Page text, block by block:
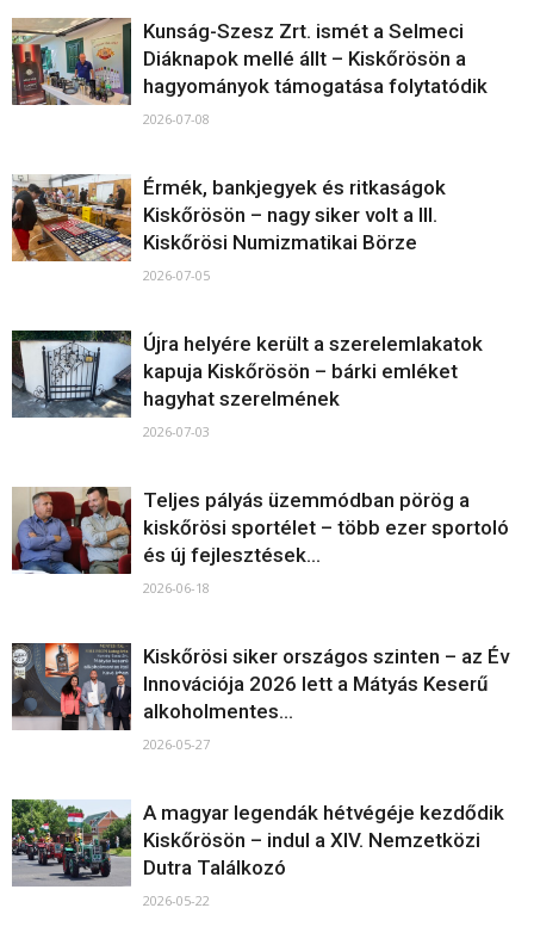
Kunság-Szesz Zrt. ismét a Selmeci
Diáknapok mellé állt – Kiskőrösön a
hagyományok támogatása folytatódik
2026-07-08
Érmék, bankjegyek és ritkaságok
Kiskőrösön – nagy siker volt a III.
Kiskőrösi Numizmatikai Börze
2026-07-05
Újra helyére került a szerelemlakatok
kapuja Kiskőrösön – bárki emléket
hagyhat szerelmének
2026-07-03
Teljes pályás üzemmódban pörög a
kiskőrösi sportélet – több ezer sportoló
és új fejlesztések...
2026-06-18
Kiskőrösi siker országos szinten – az Év
Innovációja 2026 lett a Mátyás Keserű
alkoholmentes...
2026-05-27
A magyar legendák hétvégéje kezdődik
Kiskőrösön – indul a XIV. Nemzetközi
Dutra Találkozó
2026-05-22